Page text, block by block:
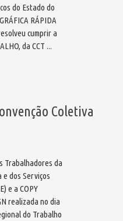
do Estado do
RÁPIDA
cumprir a
da CCT ...
Coletiva
Trabalhadores da
e dos Serviços
e a COPY
realizada no dia
do Trabalho